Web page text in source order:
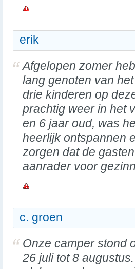
erik
Afgelopen zomer
lang genoten van
drie kinderen op
prachtig weer in het
en 6 jaar oud, was
heerlijk ontspannen
zorgen dat de
aanrader voor
c. groen
Onze camper stond
26 juli tot 8